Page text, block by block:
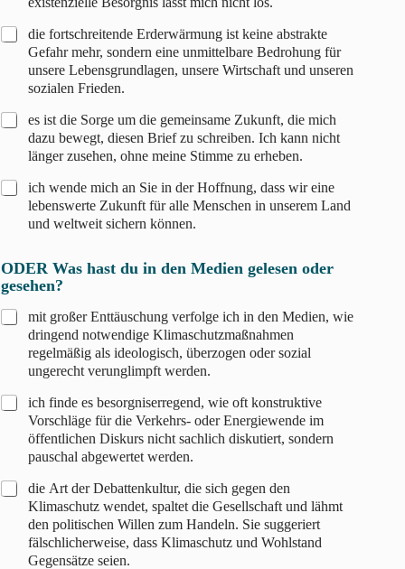
die fortschreitende Erderwärmung ist keine abstrakte
Gefahr mehr, sondern eine unmittelbare Bedrohung für
unsere Lebensgrundlagen, unsere Wirtschaft und unseren
sozialen Frieden.
es ist die Sorge um die gemeinsame Zukunft, die mich
dazu bewegt, diesen Brief zu schreiben. Ich kann nicht
länger zusehen, ohne meine Stimme zu erheben.
ich wende mich an Sie in der Hoffnung, dass wir eine
lebenswerte Zukunft für alle Menschen in unserem Land
und weltweit sichern können.
ODER Was hast du in den Medien gelesen oder
gesehen?
mit großer Enttäuschung verfolge ich in den Medien, wie
dringend notwendige Klimaschutzmaßnahmen
regelmäßig als ideologisch, überzogen oder sozial
ungerecht verunglimpft werden.
ich finde es besorgniserregend, wie oft konstruktive
Vorschläge für die Verkehrs- oder Energiewende im
öffentlichen Diskurs nicht sachlich diskutiert, sondern
pauschal abgewertet werden.
die Art der Debattenkultur, die sich gegen den
Klimaschutz wendet, spaltet die Gesellschaft und lähmt
den politischen Willen zum Handeln. Sie suggeriert
fälschlicherweise, dass Klimaschutz und Wohlstand
Gegensätze seien.